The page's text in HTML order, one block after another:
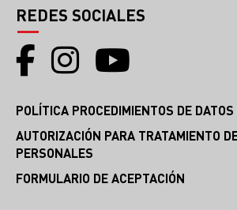
REDES SOCIALES
POLÍTICA PROCEDIMIENTOS DE
AUTORIZACIÓN PARA TRATAMIENTO
PERSONALES
FORMULARIO DE ACEPTACIÓN